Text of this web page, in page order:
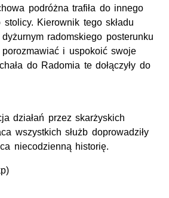
podróżna trafiła do innego
Kierownik tego składu
radomskiego posterunku
porozmawiać i uspokoić swoje
do Radomia te dołączyły do
działań przez skarżyskich
wszystkich służb doprowadziły
niecodzienną historię.